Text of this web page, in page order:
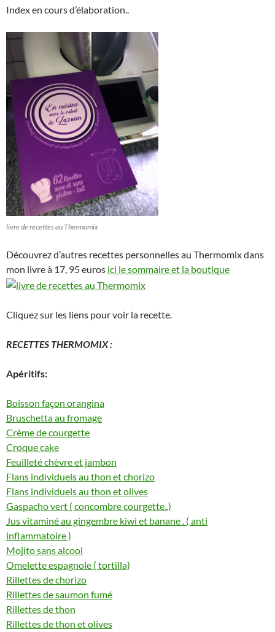
Index en cours d’élaboration..
livre de recettes au Thermomix
Découvrez d’autres recettes personnelles au Thermomix dans
mon livre à 17, 95 euros ici le sommaire et la boutique
Cliquez sur les liens pour voir la recette.
RECETTES THERMOMIX :
Apéritifs:
Boisson façon orangina
Bruschetta au fromage
Crème de courgette
Croque cake
Feuilleté chèvre et jambon
Flans individuels au thon et chorizo
Flans individuels au thon et olives
Gaspacho vert ( concombre courgette..)
Jus vitaminé au gingembre kiwi et banane . ( anti
inflammatoire )
Mojito sans alcool
Omelette espagnole ( tortilla)
Rillettes de chorizo
Rillettes de saumon fumé
Rillettes de thon
Rillettes de thon et olives